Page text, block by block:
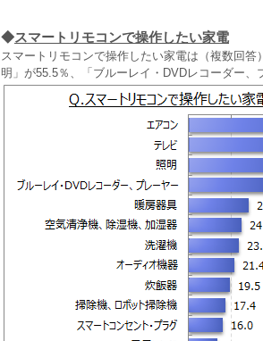
◆スマートリモコンで操作したい家電
スマートリモコンで操作したい家電は（複数回
明」が55.5％、「ブルーレイ・DVDレコーダー